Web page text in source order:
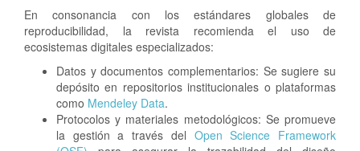
En consonancia con los estándares globales de
reproducibilidad, la revista recomienda el uso de
ecosistemas digitales especializados:
Datos y documentos complementarios: Se sugiere su
depósito en repositorios institucionales o plataformas
como Mendeley Data.
Protocolos y materiales metodológicos: Se promueve
la gestión a través del Open Science Framework